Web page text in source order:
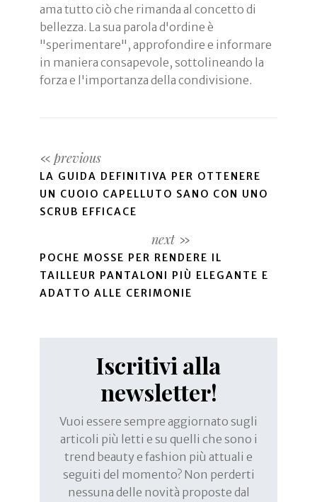
ama tutto ciò che rimanda al concetto di
bellezza. La sua parola d'ordine è
"sperimentare", approfondire e informare
in maniera consapevole, sottolineando la
forza e l'importanza della condivisione.
LA GUIDA DEFINITIVA PER OTTENERE
UN CUOIO CAPELLUTO SANO CON UNO
SCRUB EFFICACE
POCHE MOSSE PER RENDERE IL
TAILLEUR PANTALONI PIÙ ELEGANTE E
ADATTO ALLE CERIMONIE
Iscritivi alla
newsletter!
Vuoi essere sempre aggiornato sugli
articoli più letti e su quelli che sono i
trend beauty e fashion più attuali e
seguiti del momento? Non perderti
nessuna delle novità proposte dal